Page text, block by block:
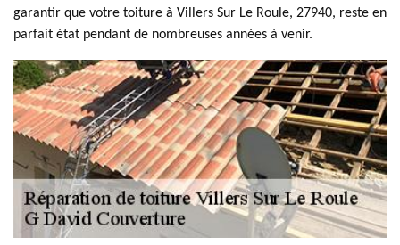
garantir que votre toiture à Villers Sur Le Roule, 27940, reste en
parfait état pendant de nombreuses années à venir.